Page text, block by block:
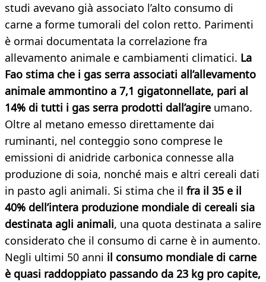
studi avevano già associato l’alto consumo di
carne a forme tumorali del colon retto. Parimenti
è ormai documentata la correlazione fra
allevamento animale e cambiamenti climatici. La
Fao stima che i gas serra associati all’allevamento
animale ammontino a 7,1 gigatonnellate, pari al
14% di tutti i gas serra prodotti dall’agire umano.
Oltre al metano emesso direttamente dai
ruminanti, nel conteggio sono comprese le
emissioni di anidride carbonica connesse alla
produzione di soia, nonché mais e altri cereali dati
in pasto agli animali. Si stima che il fra il 35 e il
40% dell’intera produzione mondiale di cereali sia
destinata agli animali, una quota destinata a salire
considerato che il consumo di carne è in aumento.
Negli ultimi 50 anni il consumo mondiale di carne
è quasi raddoppiato passando da 23 kg pro capite,